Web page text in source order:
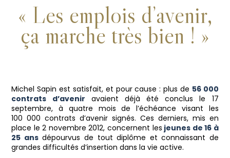
« Les emplois d’avenir,
ça marche très bien ! »
Michel Sapin est satisfait, et pour cause : plus de 56 000
contrats d’avenir
avaient déjà été conclus le 17
septembre, à quatre mois de l’échéance visant les
100 000 contrats d’avenir signés. Ces derniers, mis en
place le 2 novembre 2012, concernent les jeunes de 16 à
25 ans dépourvus de tout diplôme et connaissant de
grandes difficultés d’insertion dans la vie active.